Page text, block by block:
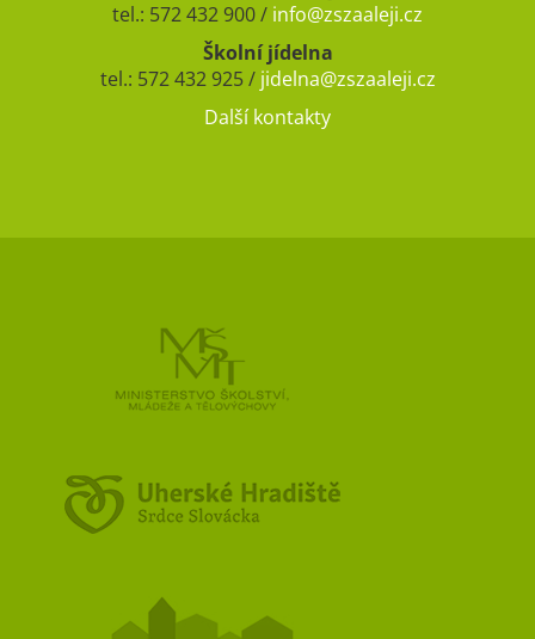
tel.: 572 432 900 / info@zszaaleji.cz
Školní jídelna
tel.: 572 432 925 / jidelna@zszaaleji.cz
Další kontakty